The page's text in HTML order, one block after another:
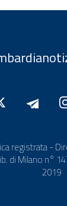
registrata -
di Milano n°
2019